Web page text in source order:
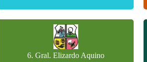
6. Gral. Elizardo Aquino